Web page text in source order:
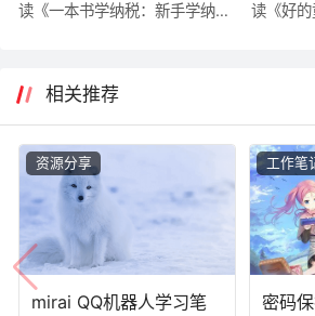
读《一本书学纳税：新手学纳税从入门到精通》，相关笔记
相关推荐
mirai QQ机器人学习笔
资源分享
密码
工作笔